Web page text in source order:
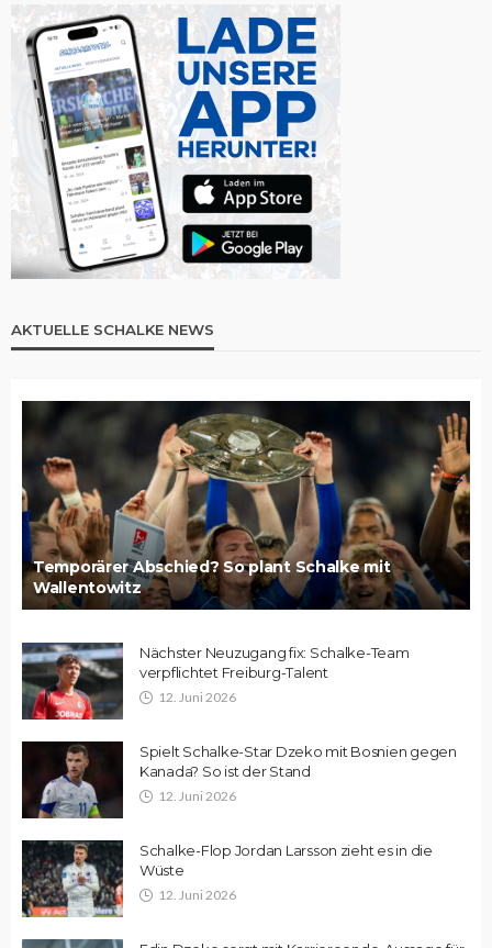
AKTUELLE SCHALKE NEWS
Temporärer Abschied? So plant Schalke mit
Wallentowitz
Nächster Neuzugang fix: Schalke-Team
verpflichtet Freiburg-Talent
12. Juni 2026
Spielt Schalke-Star Dzeko mit Bosnien gegen
Kanada? So ist der Stand
12. Juni 2026
Schalke-Flop Jordan Larsson zieht es in die
Wüste
12. Juni 2026